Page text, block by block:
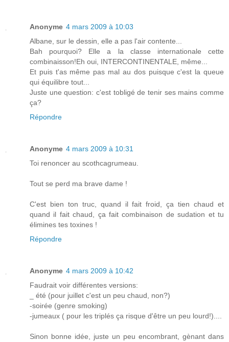
Anonyme 4 mars 2009 à 10:03
Albane, sur le dessin, elle a pas l'air contente...
Bah pourquoi? Elle a la classe internationale cette
combinaisson!Eh oui, INTERCONTINENTALE, même...
Et puis t'as même pas mal au dos puisque c'est la queue
qui équilibre tout...
Juste une question: c'est tobligé de tenir ses mains comme
ça?
Répondre
Anonyme 4 mars 2009 à 10:31
Toi renoncer au scothcagrumeau.
Tout se perd ma brave dame !
C'est bien ton truc, quand il fait froid, ça tien chaud et
quand il fait chaud, ça fait combinaison de sudation et tu
élimines tes toxines !
Répondre
Anonyme 4 mars 2009 à 10:42
Faudrait voir différentes versions:
_ été (pour juillet c'est un peu chaud, non?)
-soirée (genre smoking)
-jumeaux ( pour les triplés ça risque d'être un peu lourd!)....
Sinon bonne idée, juste un peu encombrant, gènant dans